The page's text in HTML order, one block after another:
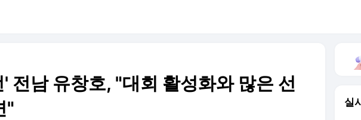
전남 유창호, "대회 활성화와 많은 선
"
실